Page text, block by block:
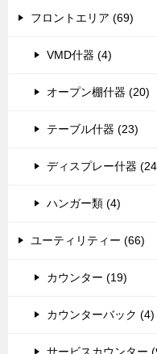
フロントエリア (69)
VMD什器 (4)
オープン棚什器 (20)
テーブル什器 (23)
ディスプレー什器
ハンガー類 (4)
ユーティリティー (66)
カウンター (19)
カウンターバック (4)